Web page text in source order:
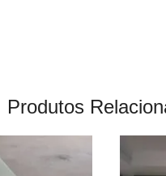
Produtos